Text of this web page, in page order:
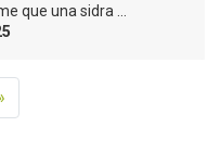
que una sidra …